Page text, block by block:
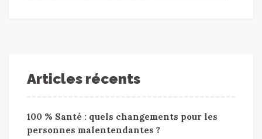
Articles récents
100 % Santé : quels changements pour les
personnes malentendantes ?